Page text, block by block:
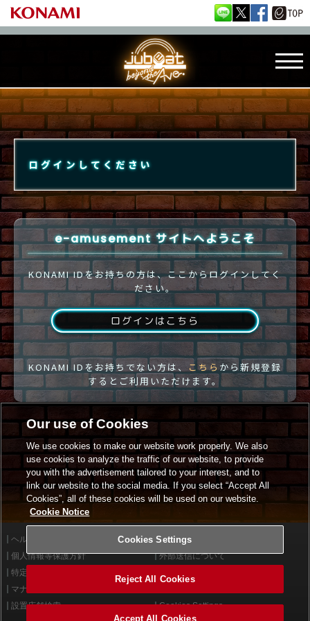
ログインしてください
e-amusement サイトへようこそ
KONAMI IDをお持ちの方は、ここからログインしてく
ださい。
ログインはこちら
KONAMI IDをお持ちでない方は、 こちらから新規登録
するとご利用いただけます。
ヘルプ
利用規約
個人情報等保護方針
外部送信について
特定商取引法に基づく表示
マナー＆ルール
設置店舗検索
Cookies Settings
Our use of Cookies
We use cookies to make our website work properly. We also
use cookies to analyze the traffic of our website, to provide
you with the advertisement tailored to your interest, and to
link our website to the social media. If you select “Accept All
Cookies”, all of these cookies will be used on our website.
Cookie Notice
Cookies Settings
Reject All Cookies
Accept All Cookies